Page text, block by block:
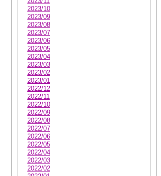
2023/10
2023/09
2023/08
2023/07
2023/06
2023/05
2023/04
2023/03
2023/02
2023/01
2022/12
2022/11
2022/10
2022/09
2022/08
2022/07
2022/06
2022/05
2022/04
2022/03
2022/02